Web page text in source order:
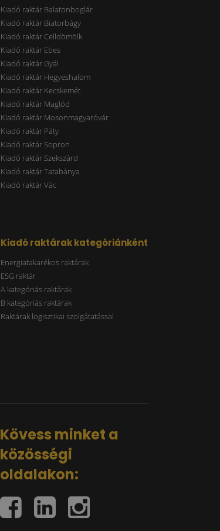
Kiadó raktár Balatonboglár
Kiadó raktár Biatorbágy
Kiadó raktár Celldömölk
Kiadó raktár Ebes
Kiadó raktár Gyál
Kiadó raktár Hegyeshalom
Kiadó raktár Kecskemét
Kiadó raktár Maglód
Kiadó raktár Mosonmagyaróvár
Kiadó raktár Páty
Kiadó raktár Sopron
Kiadó raktár Szekszárd
Kiadó raktár Tatabánya
Kiadó raktár Vác
Kiadó raktárak kategóriánként
Energiatakarékos raktárak
ESG raktár
A kategóriás raktárak
B kategóriás raktárak
Raktárak logisztikai szolgátatással
Kövess minket a
közösségi
oldalakon: